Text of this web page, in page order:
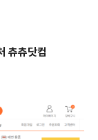
츄츄닷컴